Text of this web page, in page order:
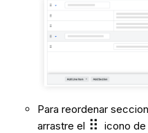
Para reordenar
arrastre el
icono de